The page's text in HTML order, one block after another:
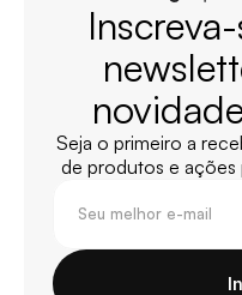
Seja o primeiro a
de produtos e ações